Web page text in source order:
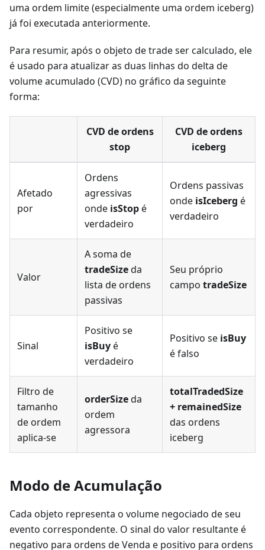
uma ordem limite (especialmente uma ordem iceberg)
já foi executada anteriormente.
Para resumir, após o objeto de trade ser calculado, ele
é usado para atualizar as duas linhas do delta de
volume acumulado (CVD) no gráfico da seguinte
forma:
CVD de ordens
stop
CVD de ordens
iceberg
Afetado
por
Ordens
agressivas
onde isStopé
verdadeiro
Ordens passivas
onde isIceberg é
verdadeiro
Valor
A soma de
tradeSizeda
lista de ordens
passivas
Seu próprio
campo tradeSize
Sinal
Positivo se
isBuyé
verdadeiro
Positivo se isBuy
é falso
Filtro de
tamanho
de ordem
aplica-se
orderSizeda
ordem
agressora
totalTradedSize
+ remainedSize
das ordens
iceberg
Modo de Acumulação
Cada objeto representa o volume negociado de seu
evento correspondente. O sinal do valor resultante é
negativo para ordens de Venda e positivo para ordens